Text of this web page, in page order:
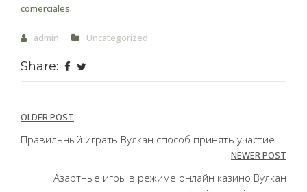
comerciales.
admin Uncategorized
Share:
Post
navigation
OLDER POST
Правильный играть Вулкан способ принять участие
NEWER POST
Азартные игры в режиме онлайн казино Вулкан